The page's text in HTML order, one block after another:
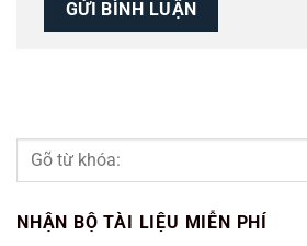
NHẬN BỘ TÀI LIỆU MIỄN PHÍ